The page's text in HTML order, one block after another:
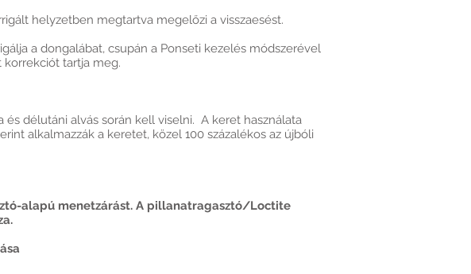
helyzetben megtartva megelőzi a visszaesést.
a dongalábat, csupán a Ponseti kezelés módszerével
tartja meg.
és délutáni alvás során kell viselni. A keret használata
alkalmazzák a keretet, közel 100 százalékos az újbóli
alapú menetzárást. A pillanatragasztó/Loctite